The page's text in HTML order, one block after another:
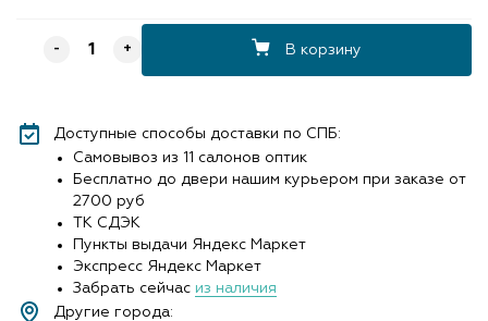
- + В корзину
Доступные способы доставки по СПБ:
Самовывоз из 11 салонов оптик
Бесплатно до двери нашим курьером при заказе от
2700 руб
ТК СДЭК
Пункты выдачи Яндекс Маркет
Экспресс Яндекс Маркет
Забрать сейчас из наличия
Другие города: